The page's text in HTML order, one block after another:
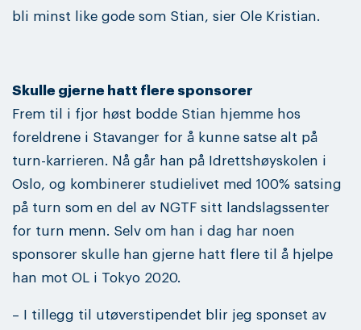
bli minst like gode som Stian, sier Ole Kristian.
Skulle gjerne hatt flere sponsorer
Frem til i fjor høst bodde Stian hjemme hos
foreldrene i Stavanger for å kunne satse alt på
turn-karrieren. Nå går han på Idrettshøyskolen i
Oslo, og kombinerer studielivet med 100% satsing
på turn som en del av NGTF sitt landslagssenter
for turn menn. Selv om han i dag har noen
sponsorer skulle han gjerne hatt flere til å hjelpe
han mot OL i Tokyo 2020.
– I tillegg til utøverstipendet blir jeg sponset av